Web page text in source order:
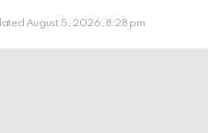
August 5, 2026, 8:28 pm